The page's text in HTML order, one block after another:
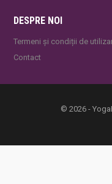
DESPRE NOI
Termeni și condiții de
Contact
© 2026 -